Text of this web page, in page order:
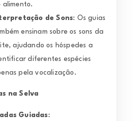
alimento.
de Sons: Os guias
ensinam sobre os sons da
ajudando os hóspedes a
diferentes espécies
pela vocalização.
na Selva
Guiadas: